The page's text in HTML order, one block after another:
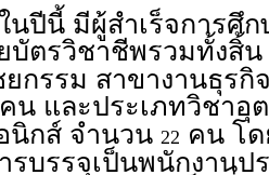
นปีนี้ มีผู้สำเร็จการศึก
บัตรวิชาชีพรวมทั้งสิ้น
กรรม สาขางานธุรกิ
คน และประเภทวิชาอุ
นิกส์ จำนวน 22 คน โด
รบรรจุเป็นพนักงานป